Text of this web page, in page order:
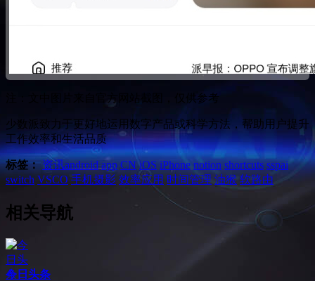
注：文中图片来自官方网站截图，仅供参考
少数派致力于更好地运用数字产品或科学方法，帮助用户提升
工作效率和生活品质
标签： 资讯android app CN iOS iPhone notion shortcuts sspai
switch VSCO 手机摄影 效率应用 时间管理 油猴 软路由
相关导航
今日头条